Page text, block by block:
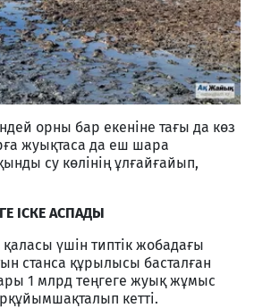
орны бар екеніне тағы да көз
жуықтаса да еш шара
су көлінің ұлғайғайып,
ІСКЕ АСПАДЫ
үшін типтік жобадағы
станса құрылысы басталған
1 млрд теңгеге жуық жұмыс
кетті.